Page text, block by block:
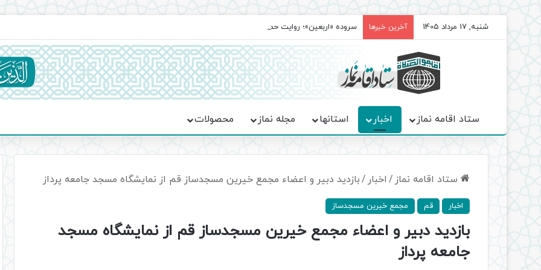
شنبه, 17 مرداد 1405 آخرین خبرها سروده‌ «اربعین»؛ روایت حماسه، استقامت و تمدن‌سازی امت اسلامی
ستاد اقامه نماز اخبار استانها مجله نماز محصولات
ستاد اقامه نماز / اخبار /بازدید دبیر و اعضاء مجمع خیرین مسجدساز قم از نمایشگاه مسجد جامعه پرداز
اخبار قم مجمع خیرین مسجدساز
بازدید دبیر و اعضاء مجمع خیرین مسجدساز قم از نمایشگاه مسجد
جامعه پرداز